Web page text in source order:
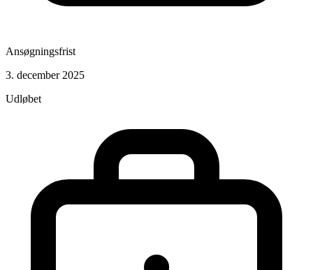
Ansøgningsfrist
3. december 2025
Udløbet